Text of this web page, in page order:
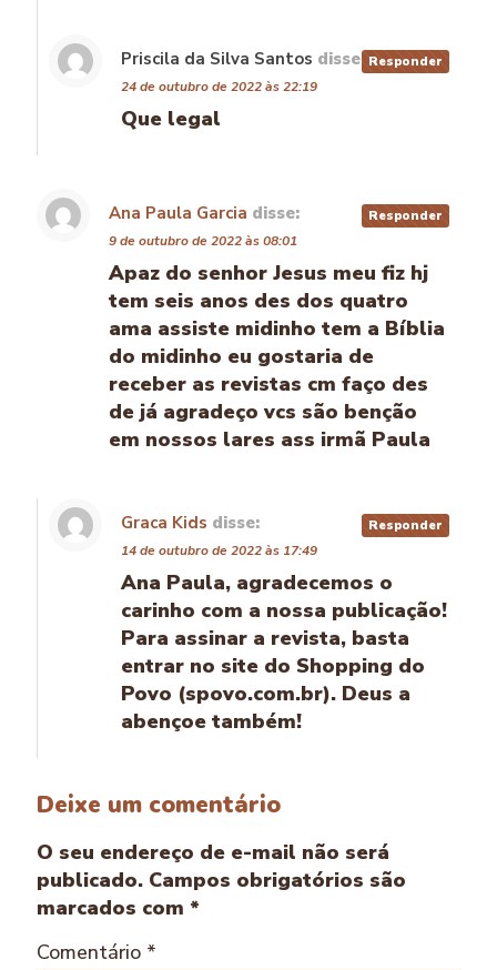
Priscila da Silva Santos disse:
24 de outubro de 2022 às 22:19
Que legal
Responder
Ana Paula Garcia disse:
9 de outubro de 2022 às 08:01
Apaz do senhor Jesus meu fiz hj
tem seis anos des dos quatro
ama assiste midinho tem a Bíblia
do midinho eu gostaria de
receber as revistas cm faço des
de já agradeço vcs são benção
em nossos lares ass irmã Paula
Responder
Graca Kids disse:
14 de outubro de 2022 às 17:49
Ana Paula, agradecemos o
carinho com a nossa publicação!
Para assinar a revista, basta
entrar no site do Shopping do
Povo (spovo.com.br). Deus a
abençoe também!
Responder
Deixe um comentário
O seu endereço de e-mail não será
publicado. Campos obrigatórios são
marcados com *
Comentário *